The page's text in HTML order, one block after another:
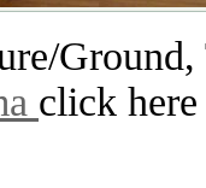
Ground,
click here